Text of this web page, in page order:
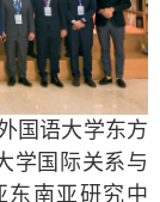
国语大学东方
学国际关系与
东南亚研究中